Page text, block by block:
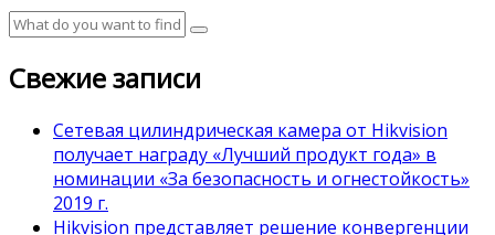
Свежие записи
Сетевая цилиндрическая камера от Hikvision
получает награду «Лучший продукт года» в
номинации «За безопасность и огнестойкость»
2019 г.
Hikvision представляет решение конвергенции